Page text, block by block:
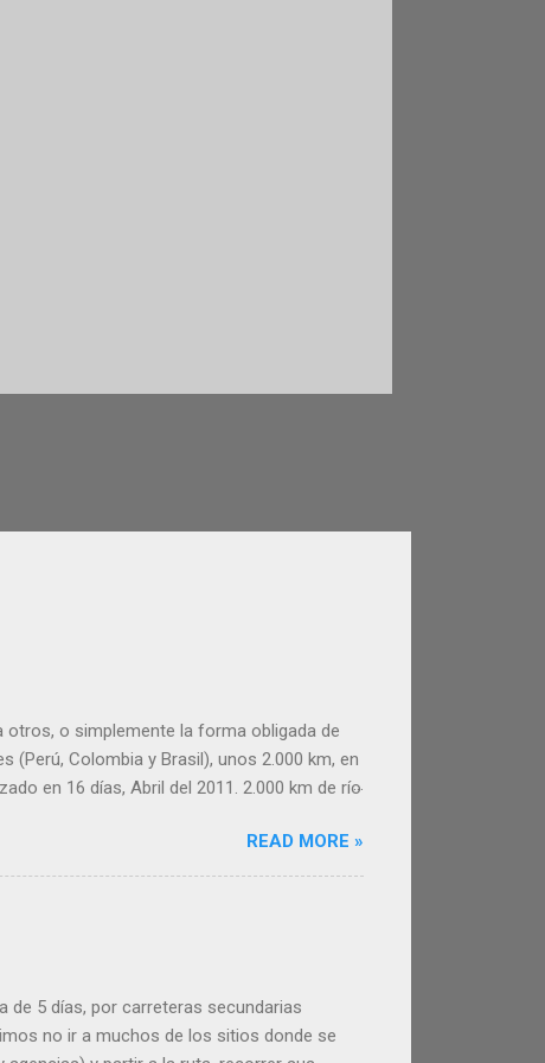
otros, o simplemente la forma obligada de
Colombia y Brasil), unos 2.000 km, en
en 16 días, Abril del 2011. 2.000 km de río
ser útil a la hora de organizar tu viaje por el
y las tres ciudades donde paramos,
pero tienen en común una vida
READ MORE »
de 5 días, por carreteras secundarias
no ir a muchos de los sitios donde se